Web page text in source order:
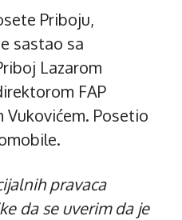
Priboju,
sastao sa
Lazarom
FAP
Vukovićem. Posetio
pravaca
da se uverim da je